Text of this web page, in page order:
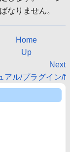
なりません。
Next
アル/プラグイン/f
Home
Up